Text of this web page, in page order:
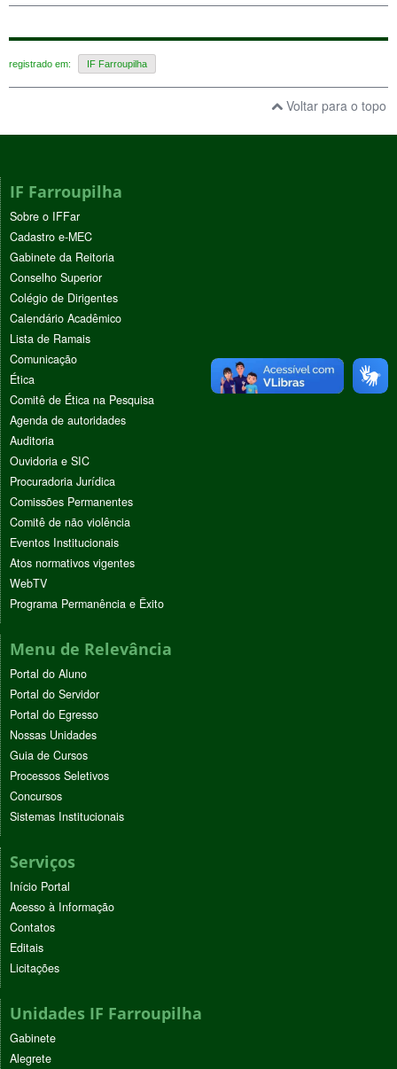
registrado em: IF Farroupilha
Voltar para o topo
IF Farroupilha
Sobre o IFFar
Cadastro e-MEC
Gabinete da Reitoria
Conselho Superior
Colégio de Dirigentes
Calendário Acadêmico
Lista de Ramais
Comunicação
Ética
Comitê de Ética na Pesquisa
Agenda de autoridades
Auditoria
Ouvidoria e SIC
Procuradoria Jurídica
Comissões Permanentes
Comitê de não violência
Eventos Institucionais
Atos normativos vigentes
WebTV
Programa Permanência e Êxito
Menu de Relevância
Portal do Aluno
Portal do Servidor
Portal do Egresso
Nossas Unidades
Guia de Cursos
Processos Seletivos
Concursos
Sistemas Institucionais
Serviços
Início Portal
Acesso à Informação
Contatos
Editais
Licitações
Unidades IF Farroupilha
Gabinete
Alegrete